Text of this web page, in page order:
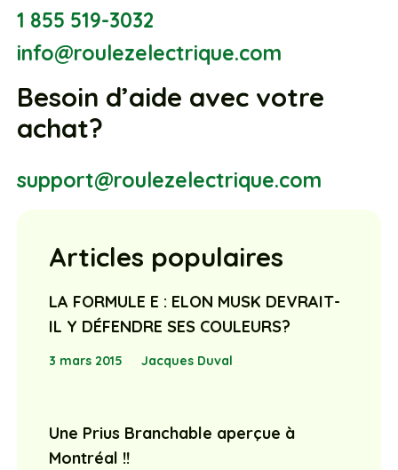
1 855 519-3032
info@roulezelectrique.com
Besoin d’aide avec votre
achat?
support@roulezelectrique.com
Articles populaires
LA FORMULE E : ELON MUSK DEVRAIT-
IL Y DÉFENDRE SES COULEURS?
3 mars 2015 Jacques Duval
Une Prius Branchable aperçue à
Montréal !!